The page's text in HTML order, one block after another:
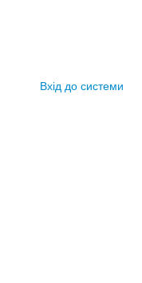
Вхід до системи